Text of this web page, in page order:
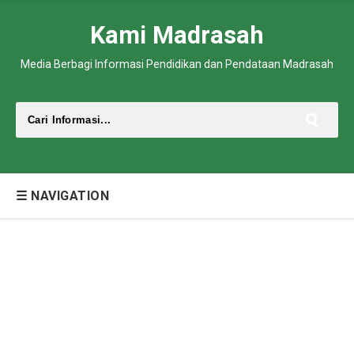
Kami Madrasah
Media Berbagi Informasi Pendidikan dan Pendataan Madrasah
☰ NAVIGATION